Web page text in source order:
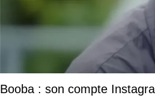
Booba : son compte